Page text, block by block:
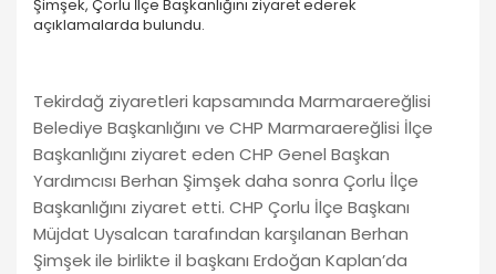
Şimşek, Çorlu İlçe Başkanlığını ziyaret ederek
açıklamalarda bulundu.
Tekirdağ ziyaretleri kapsamında Marmaraereğlisi
Belediye Başkanlığını ve CHP Marmaraereğlisi İlçe
Başkanlığını ziyaret eden CHP Genel Başkan
Yardımcısı Berhan Şimşek daha sonra Çorlu İlçe
Başkanlığını ziyaret etti. CHP Çorlu İlçe Başkanı
Müjdat Uysalcan tarafından karşılanan Berhan
Şimşek ile birlikte il başkanı Erdoğan Kaplan’da